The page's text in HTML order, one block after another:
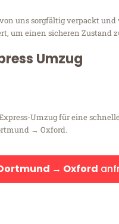
uns sorgfältig verpackt
um einen sicheren Zustand
Umzug
Umzug für eine
→ Oxford.
→ Oxford